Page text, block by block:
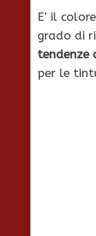
E’ il
grado di
tendenze
per le